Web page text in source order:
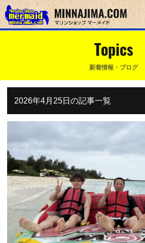
Topics
新着情報・ブログ
2026年4月25日の記事一覧